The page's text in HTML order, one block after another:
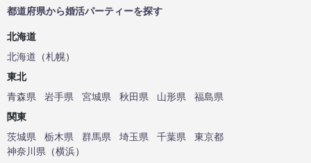
都道府県から婚活パーティーを探す
北海道
北海道 （札幌）
東北
青森県
岩手県 宮城県 秋田県 山形県
福島県
関東
茨城県
栃木県 群馬県 埼玉県 千葉県
東京都
神奈川県 （横浜）